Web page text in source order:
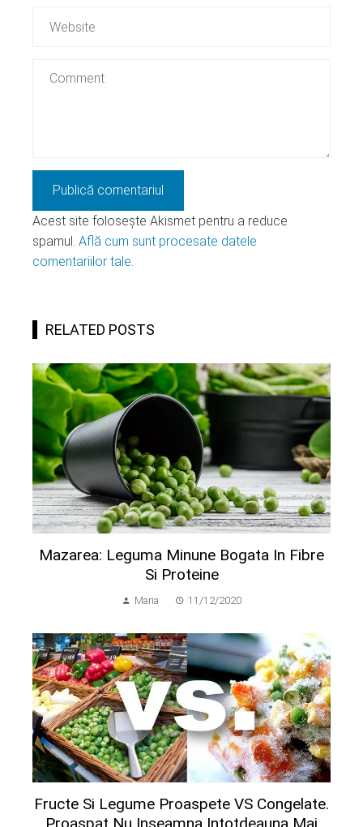
Acest site folosește Akismet pentru a reduce
spamul. Află cum sunt procesate datele
comentariilor tale.
RELATED POSTS
Mazarea: Leguma Minune Bogata In Fibre
Si Proteine
Maria 11/12/2020
Fructe Si Legume Proaspete VS Congelate.